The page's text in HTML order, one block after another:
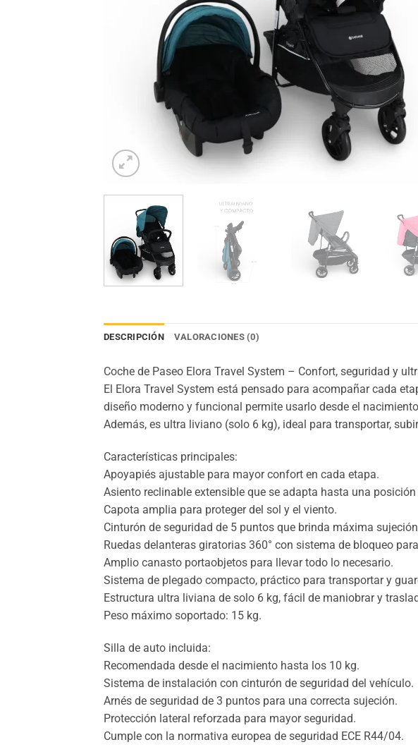
DESCRIPCIÓN VALORACIONES (0)
Coche de Paseo Elora Travel System – Confort, seguridad y
El Elora Travel System está pensado para acompañar cada
diseño moderno y funcional permite usarlo desde el
Además, es ultra liviano (solo 6 kg), ideal para transportar,
Características principales:
Apoyapiés ajustable para mayor confort en cada etapa.
Asiento reclinable extensible que se adapta hasta una
Capota amplia para proteger del sol y el viento.
Cinturón de seguridad de 5 puntos que brinda máxima
Ruedas delanteras giratorias 360° con sistema de bloqueo
Amplio canasto portaobjetos para llevar todo lo necesario.
Sistema de plegado compacto, práctico para transportar y
Estructura ultra liviana de solo 6 kg, fácil de maniobrar y
Peso máximo soportado: 15 kg.
Silla de auto incluida:
Recomendada desde el nacimiento hasta los 10 kg.
Sistema de instalación con cinturón de seguridad del vehículo.
Arnés de seguridad de 3 puntos para una correcta sujeción.
Protección lateral reforzada para mayor seguridad.
Cumple con la normativa europea de seguridad ECE R44/04.